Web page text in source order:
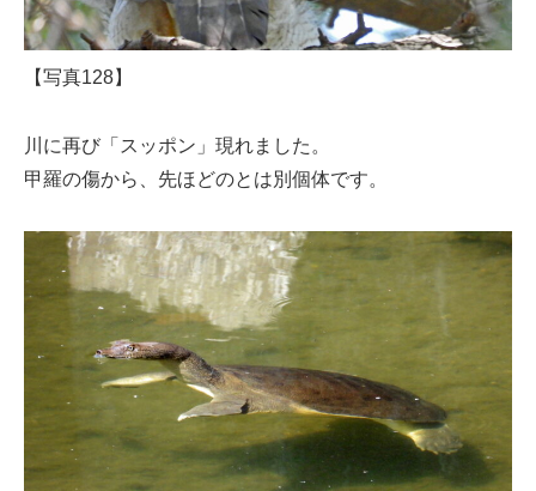
【写真128】
川に再び「スッポン」現れました。
甲羅の傷から、先ほどのとは別個体です。